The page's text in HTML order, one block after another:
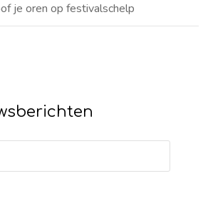
je oren op festivalschelp